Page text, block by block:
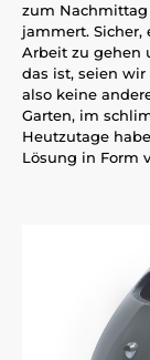
zum Nachmittag
jammert. Sicher,
Arbeit zu gehen
das ist, seien wir
also keine
Garten, im
Heutzutage
Lösung in Form